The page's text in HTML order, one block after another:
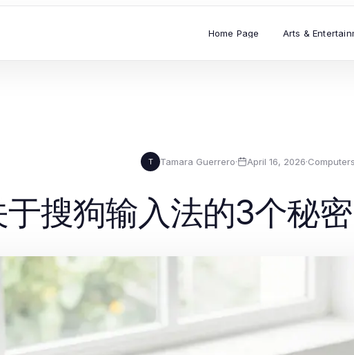
Home Page Arts &
T Tamara Guerrero· April 16, 2026·
于搜狗输入法的3个秘